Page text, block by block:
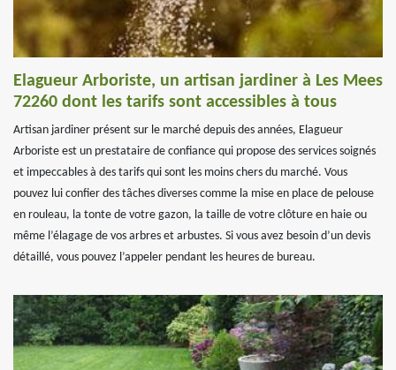
Elagueur Arboriste, un artisan jardiner à Les Mees
72260 dont les tarifs sont accessibles à tous
Artisan jardiner présent sur le marché depuis des années, Elagueur
Arboriste est un prestataire de confiance qui propose des services soignés
et impeccables à des tarifs qui sont les moins chers du marché. Vous
pouvez lui confier des tâches diverses comme la mise en place de pelouse
en rouleau, la tonte de votre gazon, la taille de votre clôture en haie ou
même l’élagage de vos arbres et arbustes. Si vous avez besoin d’un devis
détaillé, vous pouvez l’appeler pendant les heures de bureau.